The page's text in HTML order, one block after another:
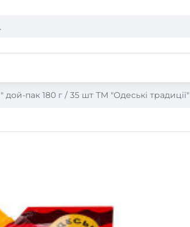
пак 180 г / 35 шт ТМ "Одеські традиції"